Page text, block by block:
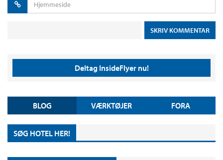
Deltag InsideFlyer nu!
BLOG VÆRKTØJER FORA
SØG HOTEL HER!